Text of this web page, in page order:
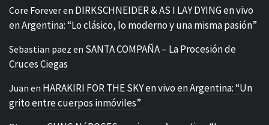
Core Foreveren DIRKSCHNEIDER & AS I LAY DYING en vivo
en Argentina: “Lo clásico, lo moderno y una misma pasión”
Sebastian paez en SANTA COMPAÑA – La Procesión de
Cruces Ciegas
Juan en HARAKIRI FOR THE SKY en vivo en Argentina: “Un
grito entre cuerpos inmóviles”